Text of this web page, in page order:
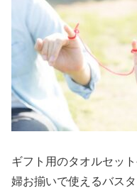
ギフト用のタオルセッ
婦お揃いで使えるバス